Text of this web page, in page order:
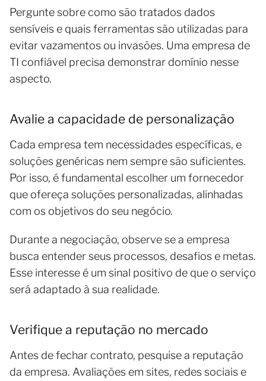
Pergunte sobre como são tratados dados
sensíveis e quais ferramentas são utilizadas para
evitar vazamentos ou invasões. Uma empresa de
TI confiável precisa demonstrar domínio nesse
aspecto.
Avalie a capacidade de personalização
Cada empresa tem necessidades específicas, e
soluções genéricas nem sempre são suficientes.
Por isso, é fundamental escolher um fornecedor
que ofereça soluções personalizadas, alinhadas
com os objetivos do seu negócio.
Durante a negociação, observe se a empresa
busca entender seus processos, desafios e metas.
Esse interesse é um sinal positivo de que o serviço
será adaptado à sua realidade.
Verifique a reputação no mercado
Antes de fechar contrato, pesquise a reputação
da empresa. Avaliações em sites, redes sociais e